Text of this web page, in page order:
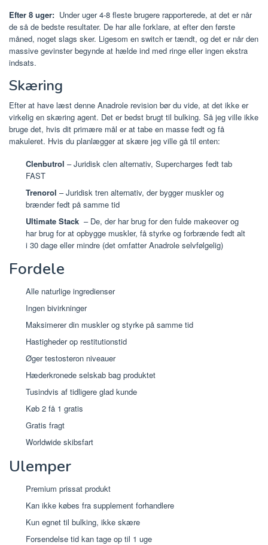
Efter 8 uger: Under uger 4-8 fleste brugere rapporterede, at det er når
de så de bedste resultater. De har alle forklare, at efter den første
måned, noget slags sker. Ligesom en switch er tændt, og det er når den
massive gevinster begynde at hælde ind med ringe eller ingen ekstra
indsats.
Skæring
Efter at have læst denne Anadrole revision bør du vide, at det ikke er
virkelig en skæring agent. Det er bedst brugt til bulking. Så jeg ville ikke
bruge det, hvis dit primære mål er at tabe en masse fedt og få
makuleret. Hvis du planlægger at skære jeg ville gå til enten:
Clenbutrol – Juridisk clen alternativ, Supercharges fedt tab
FAST
Trenorol – Juridisk tren alternativ, der bygger muskler og
brænder fedt på samme tid
Ultimate Stack – De, der har brug for den fulde makeover og
har brug for at opbygge muskler, få styrke og forbrænde fedt alt
i 30 dage eller mindre (det omfatter Anadrole selvfølgelig)
Fordele
Alle naturlige ingredienser
Ingen bivirkninger
Maksimerer din muskler og styrke på samme tid
Hastigheder op restitutionstid
Øger testosteron niveauer
Hæderkronede selskab bag produktet
Tusindvis af tidligere glad kunde
Køb 2 få 1 gratis
Gratis fragt
Worldwide skibsfart
Ulemper
Premium prissat produkt
Kan ikke købes fra supplement forhandlere
Kun egnet til bulking, ikke skære
Forsendelse tid kan tage op til 1 uge